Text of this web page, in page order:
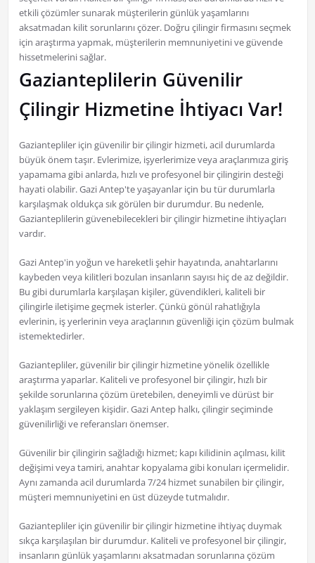
etkili çözümler sunarak müşterilerin günlük yaşamlarını
aksatmadan kilit sorunlarını çözer. Doğru çilingir firmasını seçmek
için araştırma yapmak, müşterilerin memnuniyetini ve güvende
hissetmelerini sağlar.
Gazianteplilerin Güvenilir
Çilingir Hizmetine İhtiyacı Var!
Gaziantepliler için güvenilir bir çilingir hizmeti, acil durumlarda
büyük önem taşır. Evlerimize, işyerlerimize veya araçlarımıza giriş
yapamama gibi anlarda, hızlı ve profesyonel bir çilingirin desteği
hayati olabilir. Gazi Antep'te yaşayanlar için bu tür durumlarla
karşılaşmak oldukça sık görülen bir durumdur. Bu nedenle,
Gazianteplilerin güvenebilecekleri bir çilingir hizmetine ihtiyaçları
vardır.
Gazi Antep'in yoğun ve hareketli şehir hayatında, anahtarlarını
kaybeden veya kilitleri bozulan insanların sayısı hiç de az değildir.
Bu gibi durumlarla karşılaşan kişiler, güvendikleri, kaliteli bir
çilingirle iletişime geçmek isterler. Çünkü gönül rahatlığıyla
evlerinin, iş yerlerinin veya araçlarının güvenliği için çözüm bulmak
istemektedirler.
Gaziantepliler, güvenilir bir çilingir hizmetine yönelik özellikle
araştırma yaparlar. Kaliteli ve profesyonel bir çilingir, hızlı bir
şekilde sorunlarına çözüm üretebilen, deneyimli ve dürüst bir
yaklaşım sergileyen kişidir. Gazi Antep halkı, çilingir seçiminde
güvenilirliği ve referansları önemser.
Güvenilir bir çilingirin sağladığı hizmet; kapı kilidinin açılması, kilit
değişimi veya tamiri, anahtar kopyalama gibi konuları içermelidir.
Aynı zamanda acil durumlarda 7/24 hizmet sunabilen bir çilingir,
müşteri memnuniyetini en üst düzeyde tutmalıdır.
Gaziantepliler için güvenilir bir çilingir hizmetine ihtiyaç duymak
sıkça karşılaşılan bir durumdur. Kaliteli ve profesyonel bir çilingir,
insanların günlük yaşamlarını aksatmadan sorunlarına çözüm